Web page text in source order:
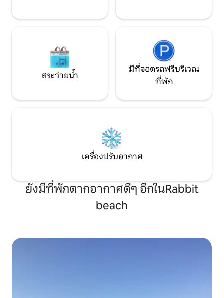
สระว่ายน้ำ
มีที่จอดรถฟรีบริเวณ
ที่พัก
เครื่องปรับอากาศ
ยังมีที่พักตากอากาศดีๆ อีกในRabbit
beach